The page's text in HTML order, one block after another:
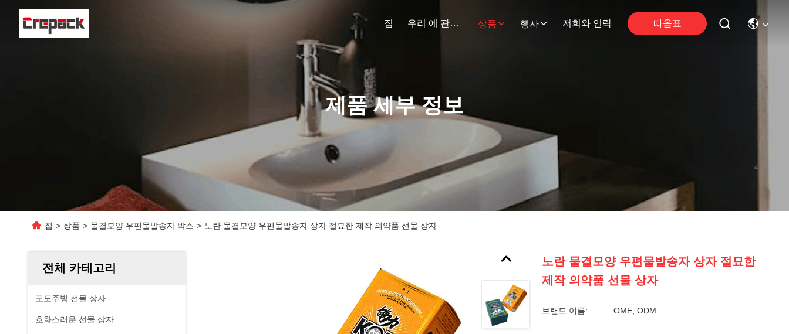
집 우리 에 관한 것 상품 행사 저희와 연락 따옴표
제품 세부 정보
집 > 상품 > 물결모양 우편물발송자 박스 > 노란 물결모양 우편물발송자 상자 절묘한 제작 의약품 선물 상자
전체 카테고리
포도주병 선물 상자
호화스러운 선물 상자
노란 물결모양 우편물발송자 상자 절묘한
제작 의약품 선물 상자
브랜드 이름: OME, ODM